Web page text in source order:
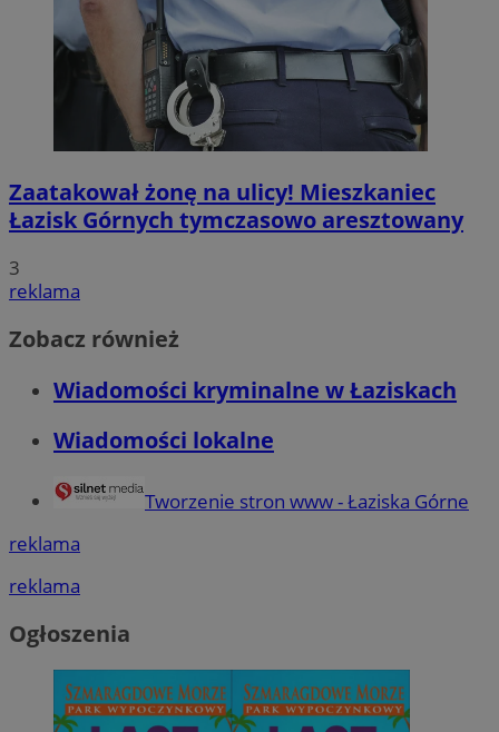
Zaatakował żonę na ulicy! Mieszkaniec
Łazisk Górnych tymczasowo aresztowany
3
reklama
Zobacz również
Wiadomości kryminalne w Łaziskach
Wiadomości lokalne
Tworzenie stron www - Łaziska Górne
reklama
reklama
Ogłoszenia